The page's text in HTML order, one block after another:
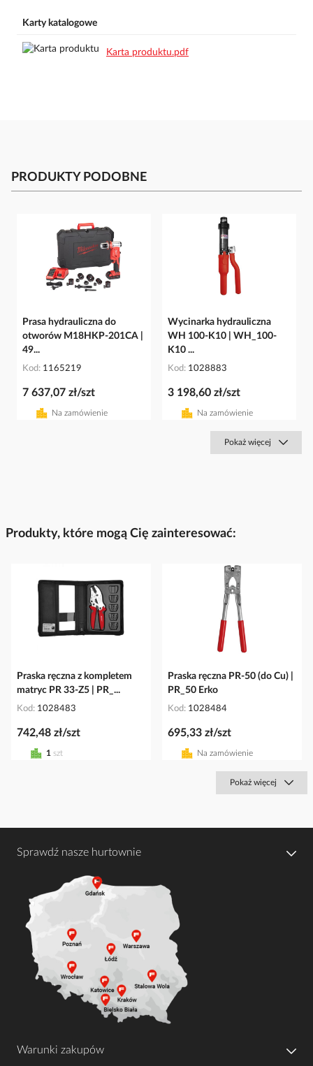
Karty katalogowe
Karta produktu.pdf
PRODUKTY PODOBNE
Prasa hydrauliczna do
otworów M18HKP-201CA |
49...
Kod 1165219
7 637,07 zł/szt
Na zamówienie
Wycinarka hydrauliczna
WH 100-K10 | WH_100-
K10 ...
Kod 1028883
3 198,60 zł/szt
Na zamówienie
Pokaż więcej
Produkty, które mogą Cię zainteresować:
Praska ręczna z kompletem
matryc PR 33-Z5 | PR_...
Kod 1028483
742,48 zł/szt
1 szt
Praska ręczna PR-50 (do Cu) |
PR_50 Erko
Kod 1028484
695,33 zł/szt
Na zamówienie
Pokaż więcej
Sprawdź nasze hurtownie
Warunki zakupów